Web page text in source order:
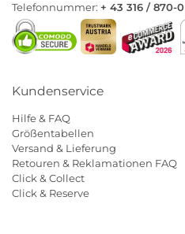
Telefonnummer: + 43 316 / 870-0
Kundenservice
Hilfe & FAQ
Größentabellen
Versand & Lieferung
Retouren & Reklamationen FAQ
Click & Collect
Click & Reserve